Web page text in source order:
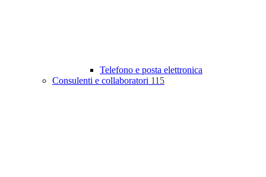
Telefono e posta elettronica
Consulenti e collaboratori 115